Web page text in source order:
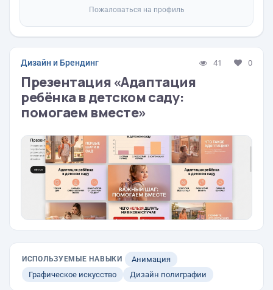
Пожаловаться на профиль
Дизайн и Брендинг 41 0
Презентация «Адаптация
ребёнка в детском саду:
помогаем вместе»
ИСПОЛЬЗУЕМЫЕ НАВЫКИ
Анимация
Графическое искусство
Дизайн полиграфии